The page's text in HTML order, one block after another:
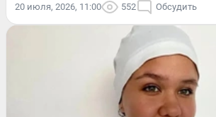
20 июля, 2026, 11:00 552 Обсудить